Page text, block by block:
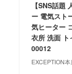
【SNS話題
ー 電気スト
気ヒーター
衣所 洗面
00012
EXCEPTION本